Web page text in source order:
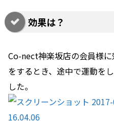
効果は？
Co-nect神楽坂店の会員様
をするとき、途中で運動を
した。